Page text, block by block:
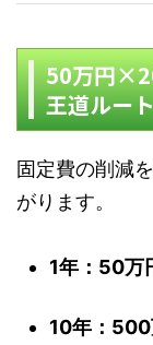
50万円
王道ルー
固定費の削減
がります。
1年：50万
10年：500